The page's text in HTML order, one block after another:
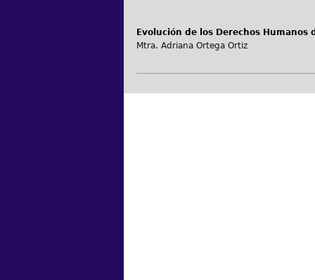
Evolución de los Derechos Humanos
Mtra. Adriana Ortega Ortiz